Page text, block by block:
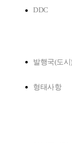
DDC
발행국(도시
형태사항